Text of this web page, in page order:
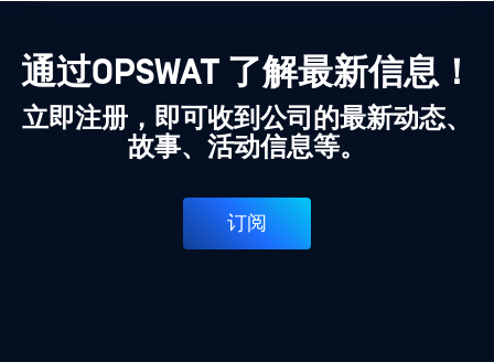
通过OPSWAT 了解最新信息！
立即注册，即可收到公司的最新动态、
故事、活动信息等。
订阅